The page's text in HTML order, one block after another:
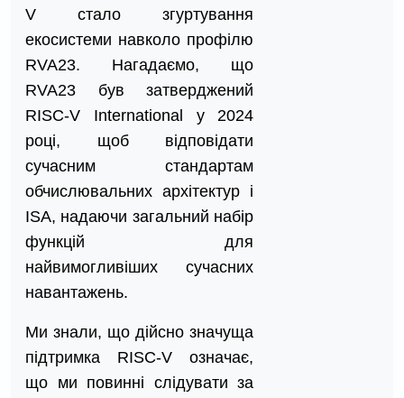
V стало згуртування
екосистеми навколо профілю
RVA23. Нагадаємо, що
RVA23 був затверджений
RISC-V International у 2024
році, щоб відповідати
сучасним стандартам
обчислювальних архітектур і
ISA, надаючи загальний набір
функцій для
найвимогливіших сучасних
навантажень.
Ми знали, що дійсно значуща
підтримка RISC-V означає,
що ми повинні слідувати за